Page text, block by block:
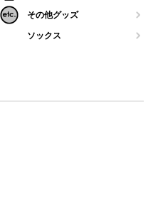
その他グッズ
ソックス